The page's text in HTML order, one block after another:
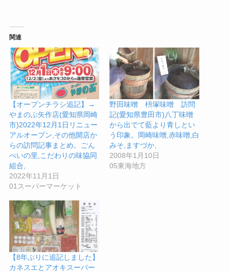
関連
【オープンチラシ追記】→
やまのぶ矢作店(愛知県岡崎
市)2022年12月1日リニュー
アルオープン,その他開店か
らの訪問記事まとめ。ごん
べいの里,こだわりの味協同
組合,
2022年11月1日
01スーパーマーケット
野田味噌 枡塚味噌 訪問
記(愛知県豊田市)八丁味噌
から出でて藍より青しとい
う印象。岡崎味噌,赤味噌,白
みそ,ますづか,
2008年1月10日
05東海地方
【8年ぶりに追記しました】
カネスエとアオキスーパー